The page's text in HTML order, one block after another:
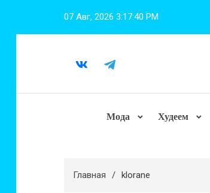
07 Авг, 2026 3:17:41 PM
Мода Худеем
Главная klorane